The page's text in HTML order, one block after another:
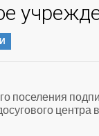
поселения
центра